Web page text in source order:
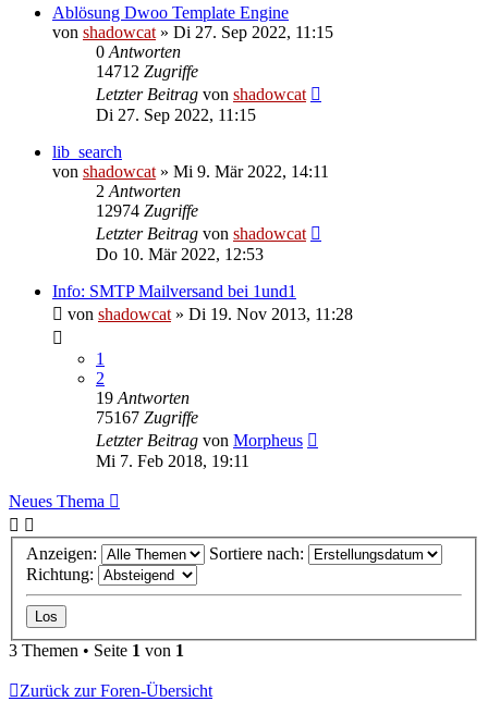
Ablösung Dwoo Template Engine
von shadowcat » Di 27. Sep 2022, 11:15
0 Antworten
14712 Zugriffe
Letzter Beitrag von shadowcat
Di 27. Sep 2022, 11:15
lib_search
von shadowcat » Mi 9. Mär 2022, 14:11
2 Antworten
12974 Zugriffe
Letzter Beitrag von shadowcat
Do 10. Mär 2022, 12:53
Info: SMTP Mailversand bei 1und1
von shadowcat » Di 19. Nov 2013, 11:28
1
2
19 Antworten
75167 Zugriffe
Letzter Beitrag von Morpheus
Mi 7. Feb 2018, 19:11
Neues Thema
Anzeigen:
Sortiere nach:
Richtung:
3 Themen • Seite 1 von 1
Zurück zur Foren-Übersicht